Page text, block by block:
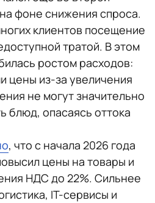
фоне снижения спроса.
клиентов посещение
тратой. В этом
ростом расходов:
цены из-за увеличения
не могут значительно
блюд, опасаясь оттока
, что с начала 2026 года
цены на товары и
НДС до 22%. Сильнее
IT-сервисы и